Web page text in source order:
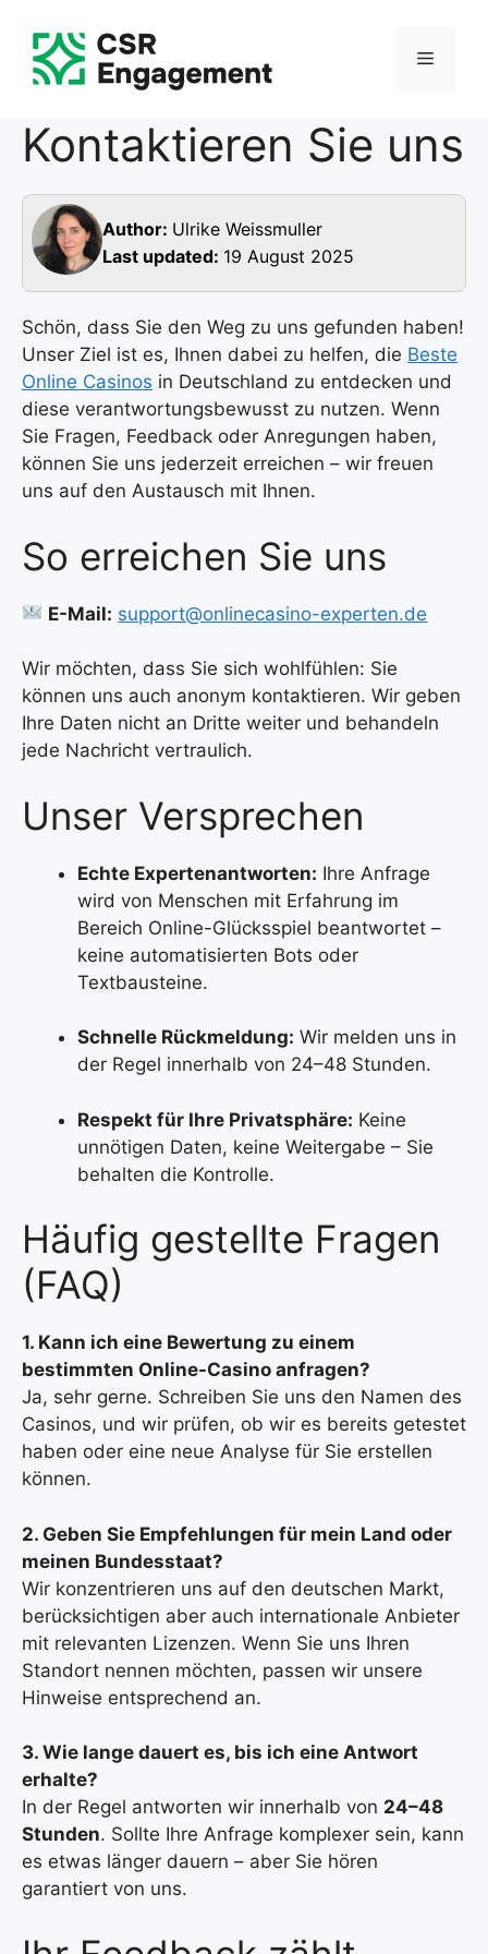
content
Menu
Kontaktieren Sie uns
Author: Ulrike Weissmuller
Last updated: 19 August 2025
Schön, dass Sie den Weg zu uns gefunden haben!
Unser Ziel ist es, Ihnen dabei zu helfen, die Beste
Online Casinos in Deutschland zu entdecken und
diese verantwortungsbewusst zu nutzen. Wenn
Sie Fragen, Feedback oder Anregungen haben,
können Sie uns jederzeit erreichen – wir freuen
uns auf den Austausch mit Ihnen.
So erreichen Sie uns
E-Mail: support@onlinecasino-experten.de
Wir möchten, dass Sie sich wohlfühlen: Sie
können uns auch anonym kontaktieren. Wir geben
Ihre Daten nicht an Dritte weiter und behandeln
jede Nachricht vertraulich.
Unser Versprechen
Echte Expertenantworten: Ihre Anfrage
wird von Menschen mit Erfahrung im
Bereich Online-Glücksspiel beantwortet –
keine automatisierten Bots oder
Textbausteine.
Schnelle Rückmeldung: Wir melden uns in
der Regel innerhalb von 24–48 Stunden.
Respekt für Ihre Privatsphäre: Keine
unnötigen Daten, keine Weitergabe – Sie
behalten die Kontrolle.
Häufig gestellte Fragen
(FAQ)
1. Kann ich eine Bewertung zu einem
bestimmten Online-Casino anfragen?
Ja, sehr gerne. Schreiben Sie uns den Namen des
Casinos, und wir prüfen, ob wir es bereits getestet
haben oder eine neue Analyse für Sie erstellen
können.
2. Geben Sie Empfehlungen für mein Land oder
meinen Bundesstaat?
Wir konzentrieren uns auf den deutschen Markt,
berücksichtigen aber auch internationale Anbieter
mit relevanten Lizenzen. Wenn Sie uns Ihren
Standort nennen möchten, passen wir unsere
Hinweise entsprechend an.
3. Wie lange dauert es, bis ich eine Antwort
erhalte?
In der Regel antworten wir innerhalb von 24–48
Stunden. Sollte Ihre Anfrage komplexer sein, kann
es etwas länger dauern – aber Sie hören
garantiert von uns.